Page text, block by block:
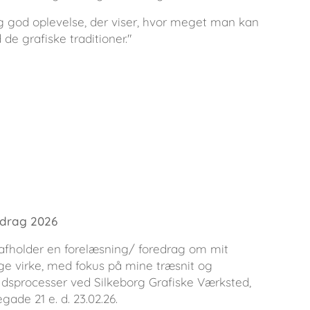
god oplevelse, der viser, hvor meget man kan
de grafiske traditioner."
2026
en forelæsning/ foredrag om mit
virke, med fokus på mine træsnit og
ved Silkeborg Grafiske Værksted,
21 e. d. 23.02.26.